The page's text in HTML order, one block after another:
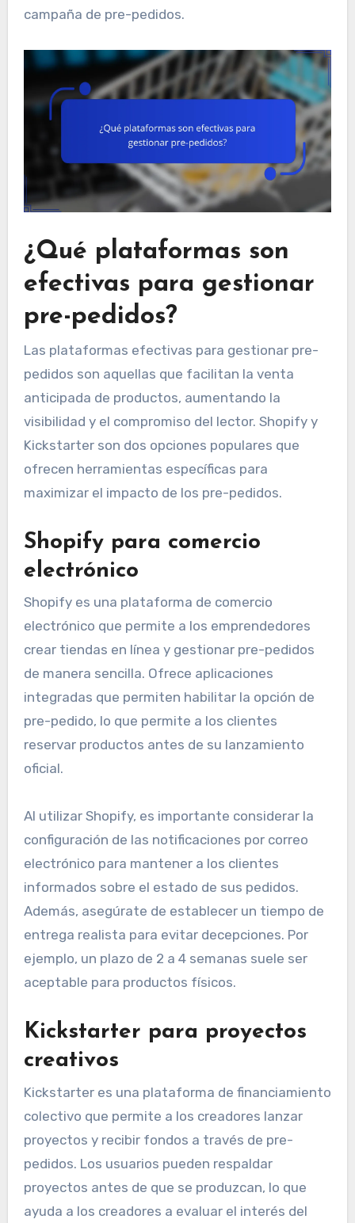
campaña de pre-pedidos.
¿Qué plataformas son
efectivas para gestionar
pre-pedidos?
Las plataformas efectivas para gestionar pre-
pedidos son aquellas que facilitan la venta
anticipada de productos, aumentando la
visibilidad y el compromiso del lector. Shopify y
Kickstarter son dos opciones populares que
ofrecen herramientas específicas para
maximizar el impacto de los pre-pedidos.
Shopify para comercio
electrónico
Shopify es una plataforma de comercio
electrónico que permite a los emprendedores
crear tiendas en línea y gestionar pre-pedidos
de manera sencilla. Ofrece aplicaciones
integradas que permiten habilitar la opción de
pre-pedido, lo que permite a los clientes
reservar productos antes de su lanzamiento
oficial.
Al utilizar Shopify, es importante considerar la
configuración de las notificaciones por correo
electrónico para mantener a los clientes
informados sobre el estado de sus pedidos.
Además, asegúrate de establecer un tiempo de
entrega realista para evitar decepciones. Por
ejemplo, un plazo de 2 a 4 semanas suele ser
aceptable para productos físicos.
Kickstarter para proyectos
creativos
Kickstarter es una plataforma de financiamiento
colectivo que permite a los creadores lanzar
proyectos y recibir fondos a través de pre-
pedidos. Los usuarios pueden respaldar
proyectos antes de que se produzcan, lo que
ayuda a los creadores a evaluar el interés del